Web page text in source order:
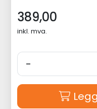
389,00
inkl. mva.
-